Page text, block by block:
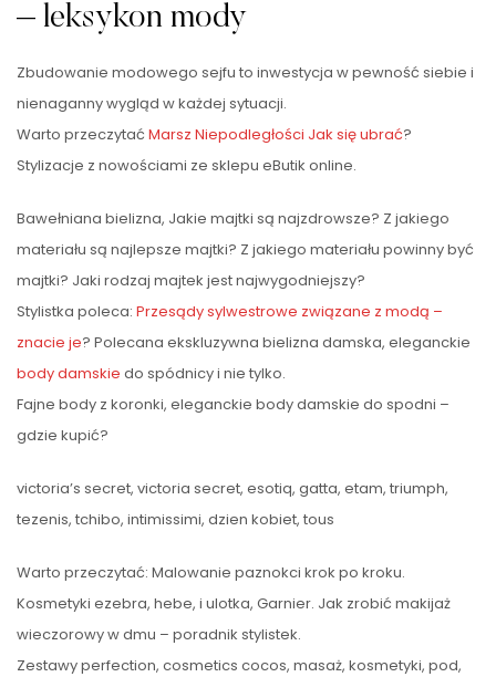
– leksykon mody
Zbudowanie modowego sejfu to inwestycja w pewność siebie i
nienaganny wygląd w każdej sytuacji.
Warto przeczytać Marsz Niepodległości Jak się ubrać?
Stylizacje z nowościami ze sklepu eButik online.
Bawełniana bielizna, Jakie majtki są najzdrowsze? Z jakiego
materiału są najlepsze majtki? Z jakiego materiału powinny być
majtki? Jaki rodzaj majtek jest najwygodniejszy?
Stylistka poleca: Przesądy sylwestrowe związane z modą –
znacie je? Polecana ekskluzywna bielizna damska, eleganckie
body damskie do spódnicy i nie tylko.
Fajne body z koronki, eleganckie body damskie do spodni –
gdzie kupić?
victoria’s secret, victoria secret, esotiq, gatta, etam, triumph,
tezenis, tchibo, intimissimi, dzien kobiet, tous
Warto przeczytać: Malowanie paznokci krok po kroku.
Kosmetyki ezebra, hebe, i ulotka, Garnier. Jak zrobić makijaż
wieczorowy w dmu – poradnik stylistek.
Zestawy perfection, cosmetics cocos, masaż, kosmetyki, pod,